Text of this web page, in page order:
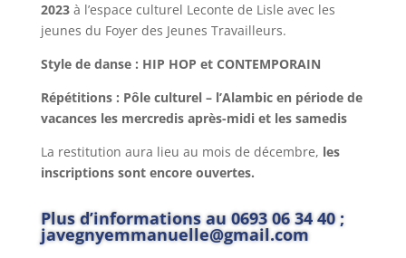
2023à l’espace culturel Leconte de Lisle avec les
jeunes du Foyer des Jeunes Travailleurs.
Style de danse : HIP HOP et CONTEMPORAIN
Répétitions : Pôle culturel – l’Alambic en période de
vacances les mercredis après-midi et les samedis
La restitution aura lieu au mois de décembre, les
inscriptions sont encore ouvertes.
Plus d’informations au 0693 06 34 40 ;
javegnyemmanuelle@gmail.com